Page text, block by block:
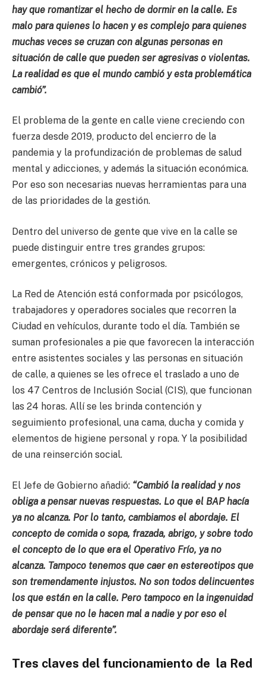
hay que romantizar el hecho de dormir en la calle. Es
malo para quienes lo hacen y es complejo para quienes
muchas veces se cruzan con algunas personas en
situación de calle que pueden ser agresivas o violentas.
La realidad es que el mundo cambió y esta problemática
cambió”.
El problema de la gente en calle viene creciendo con
fuerza desde 2019, producto del encierro de la
pandemia y la profundización de problemas de salud
mental y adicciones, y además la situación económica.
Por eso son necesarias nuevas herramientas para una
de las prioridades de la gestión.
Dentro del universo de gente que vive en la calle se
puede distinguir entre tres grandes grupos:
emergentes, crónicos y peligrosos.
La Red de Atención está conformada por psicólogos,
trabajadores y operadores sociales que recorren la
Ciudad en vehículos, durante todo el día. También se
suman profesionales a pie que favorecen la interacción
entre asistentes sociales y las personas en situación
de calle, a quienes se les ofrece el traslado a uno de
los 47 Centros de Inclusión Social (CIS), que funcionan
las 24 horas. Allí se les brinda contención y
seguimiento profesional, una cama, ducha y comida y
elementos de higiene personal y ropa. Y la posibilidad
de una reinserción social.
El Jefe de Gobierno añadió: “Cambió la realidad y nos
obliga a pensar nuevas respuestas. Lo que el BAP hacía
ya no alcanza. Por lo tanto, cambiamos el abordaje. El
concepto de comida o sopa, frazada, abrigo, y sobre todo
el concepto de lo que era el Operativo Frío, ya no
alcanza. Tampoco tenemos que caer en estereotipos que
son tremendamente injustos. No son todos delincuentes
los que están en la calle. Pero tampoco en la ingenuidad
de pensar que no le hacen mal a nadie y por eso el
abordaje será diferente”.
Tres claves del funcionamiento de la Red